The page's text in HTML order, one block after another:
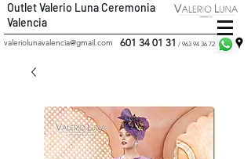
Outlet Valerio Luna Ceremonia
Valencia
601 34 01 31 / 963 94 36 72
valeriolunavalencia@gmail.com